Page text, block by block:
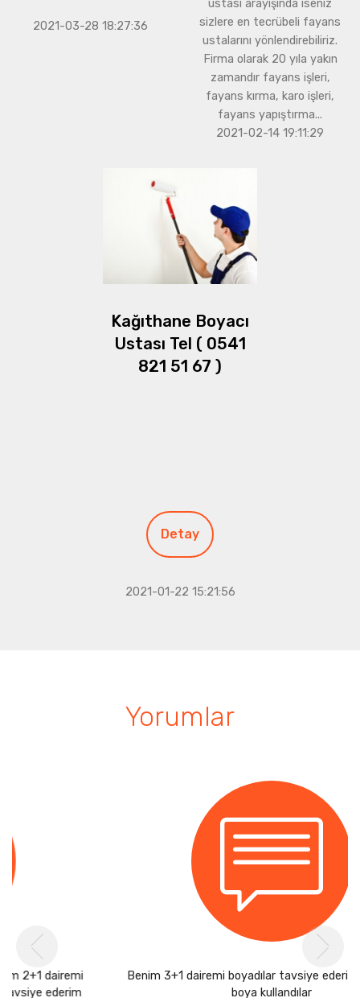
2021-03-28 18:27:36
ustası arayışında iseniz
sizlere en tecrübeli fayans
ustalarını yönlendirebiliriz.
Firma olarak 20 yıla yakın
zamandır fayans işleri,
fayans kırma, karo işleri,
fayans yapıştırma...
2021-02-14 19:11:29
Kağıthane Boyacı
Ustası Tel ( 0541
821 51 67 )
Detay
2021-01-22 15:21:56
Yorumlar
Benim 3+1 dairemi boyadılar tavsiye ederim çok kaliteli
Previous